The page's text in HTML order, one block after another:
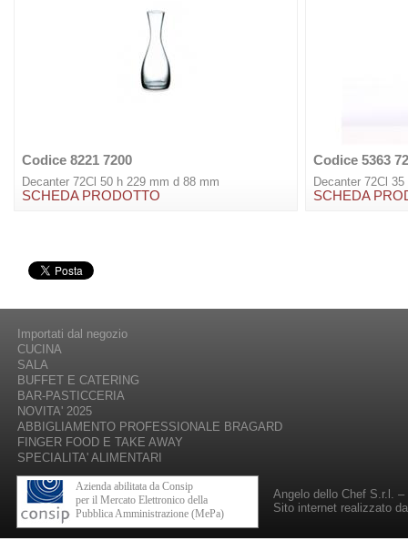
Codice 8221 7200
Decanter 72Cl 50 h 229 mm d 88 mm
SCHEDA PRODOTTO
Codice 5363
Decanter 72Cl
SCHEDA
Importati dal negozio
CUCINA
SALA
BUFFET E CATERING
BAR-PASTICCERIA
NOVITA' 2025
ABBIGLIAMENTO PROFESSIONALE BRAGARD
FINGER FOOD E TAKE AWAY
SPECIALITA' ALIMENTARI
Azienda abilitata da Consip
per il Mercato Elettronico della
Pubblica Amministrazione (MePa)
Angelo dello Chef S.r.l. –
Sito internet realizzato